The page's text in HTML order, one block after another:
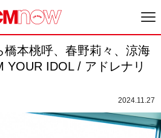
橋本桃呼、春野莉々、涼海
YOUR IDOL / アドレナリ
2024.11.27